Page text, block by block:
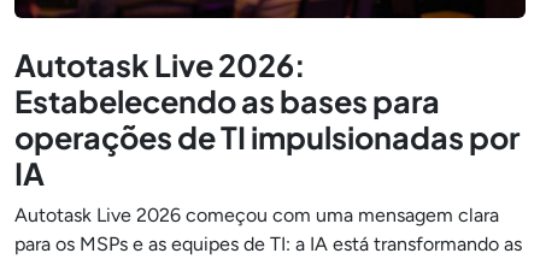
Autotask Live 2026:
Estabelecendo as bases para
operações de TI impulsionadas por
IA
Autotask Live 2026 começou com uma mensagem clara
para os MSPs e as equipes de TI: a IA está transformando as